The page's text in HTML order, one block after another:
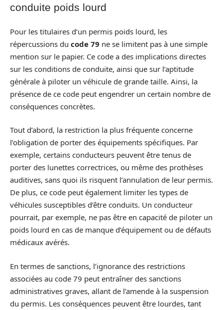
conduite poids lourd
Pour les titulaires d’un permis poids lourd, les
répercussions du code 79 ne se limitent pas à une simple
mention sur le papier. Ce code a des implications directes
sur les conditions de conduite, ainsi que sur l’aptitude
générale à piloter un véhicule de grande taille. Ainsi, la
présence de ce code peut engendrer un certain nombre de
conséquences concrètes.
Tout d’abord, la restriction la plus fréquente concerne
l’obligation de porter des équipements spécifiques. Par
exemple, certains conducteurs peuvent être tenus de
porter des lunettes correctrices, ou même des prothèses
auditives, sans quoi ils risquent l’annulation de leur permis.
De plus, ce code peut également limiter les types de
véhicules susceptibles d’être conduits. Un conducteur
pourrait, par exemple, ne pas être en capacité de piloter un
poids lourd en cas de manque d’équipement ou de défauts
médicaux avérés.
En termes de sanctions, l’ignorance des restrictions
associées au code 79 peut entraîner des sanctions
administratives graves, allant de l’amende à la suspension
du permis. Les conséquences peuvent être lourdes, tant